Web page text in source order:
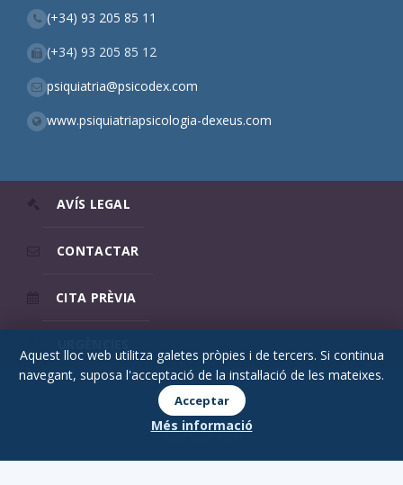
(+34) 93 205 85 11
(+34) 93 205 85 12
psiquiatria@psicodex.com
www.psiquiatriapsicologia-dexeus.com
AVÍS LEGAL
CONTACTAR
CITA PRÈVIA
© 2026 Psicodex
Aquest lloc web utilitza galetes pròpies i de tercers. Si continua
navegant, suposa l'acceptació de la instal·lació de les mateixes.
Acceptar
Més informació